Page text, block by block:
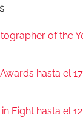
of the
hasta el
Eight hasta el